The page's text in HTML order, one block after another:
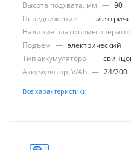
Высота подхвата, мм — 90
Передвижение —
Наличие платформы
Подъем — электрический
Тип аккумулятора —
Аккумулятор, V/Ah — 24/200
Все характеристики